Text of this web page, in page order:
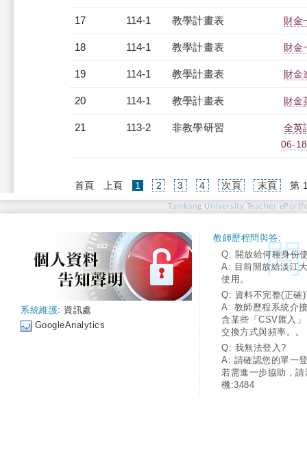
17 114-1 教學計畫表 財金
18 114-1 教學計畫表 財金
19 114-1 教學計畫表 財金
20 114-1 教學計畫表 財金
21 113-2 非教學研習
全英
06-
首頁 上頁 1 (current)
2 3 4 次頁 末頁 第
Tamkang University Teacher
系統維護: 資訊處
GoogleAnalytics
教師歷程問與答:
Q: 開放給何種身份
A: 目前開放給淡江
使用。
Q: 資料不完整(正確
A: 教師歷程系統介
含某些「CSV匯入
交換方式與頻率。。
Q: 我無法登入?
A: 請確認您的單一
若需進一步協助，
機:3484